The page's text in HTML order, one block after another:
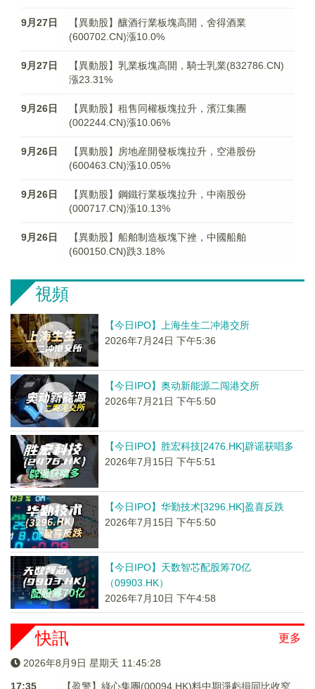
9月27日
【異動股】釀酒行業板塊高開，舍得酒業
(600702.CN)漲10.0%
9月27日
【異動股】乳業板塊高開，騎士乳業(832786.CN)
漲23.31%
9月26日
【異動股】租售同權板塊拉升，濱江集團
(002244.CN)漲10.06%
9月26日
【異動股】房地産開發板塊拉升，空港股份
(600463.CN)漲10.05%
9月26日
【異動股】鋼鐵行業板塊拉升，中南股份
(000717.CN)漲10.13%
9月26日
【異動股】船舶制造板塊下挫，中國船舶
(600150.CN)跌3.18%
視頻
【今日IPO】上海生生二冲港交所
2026年7月24日 下午5:36
【今日IPO】奥动新能源二闯港交所
2026年7月21日 下午5:50
【今日IPO】胜宏科技[2476.HK]辟谣获唱多
2026年7月15日 下午5:51
【今日IPO】华勤技术[3296.HK]盈喜反跌
2026年7月15日 下午5:50
【今日IPO】天数智芯配股筹70亿
（09903.HK）
2026年7月10日 下午4:58
更多
快訊
2026年8月9日 星期天 11:45:28
17:35
【盈警】綠心集團(00094.HK)料中期淨虧損同比收窄